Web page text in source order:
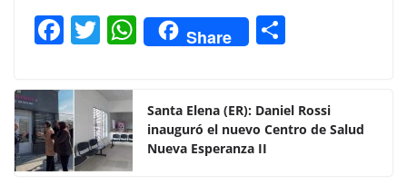
F
c
e
b
o
T
itt
er
W
h
s
A
Share
p
ar
Santa Elena (ER): Daniel Rossi
inauguró el nuevo Centro de Salud
Nueva Esperanza II